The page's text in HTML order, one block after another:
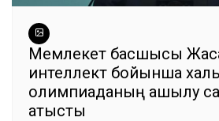
Мемлекет басшысы
интеллект бойынша
олимпиаданың ашылу
қатысты